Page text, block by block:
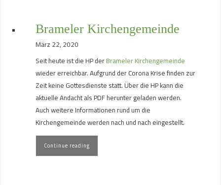
Brameler Kirchengemeinde
März 22, 2020
Seit heute ist die HP derBrameler Kirchengemeinde
wieder erreichbar. Aufgrund der Corona Krise finden zur
Zeit keine Gottesdienste statt. Über die HP kann die
aktuelle Andacht als PDF herunter geladen werden.
Auch weitere Informationen rund um die
Kirchengemeinde werden nach und nach eingestellt.
Continue reading